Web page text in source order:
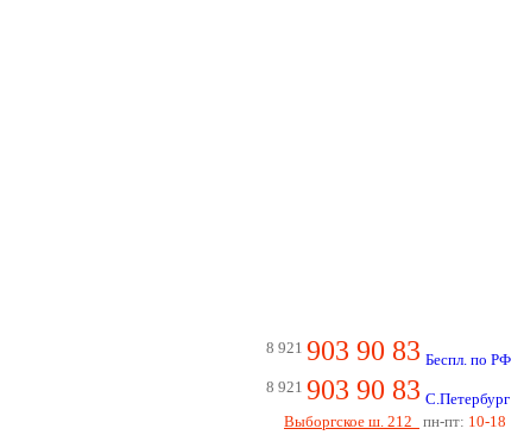
8 921 903 90 83 Беспл. по РФ
8 921 903 90 83 С.Петербург
Выборгское ш. 212
пн-пт: 10-18